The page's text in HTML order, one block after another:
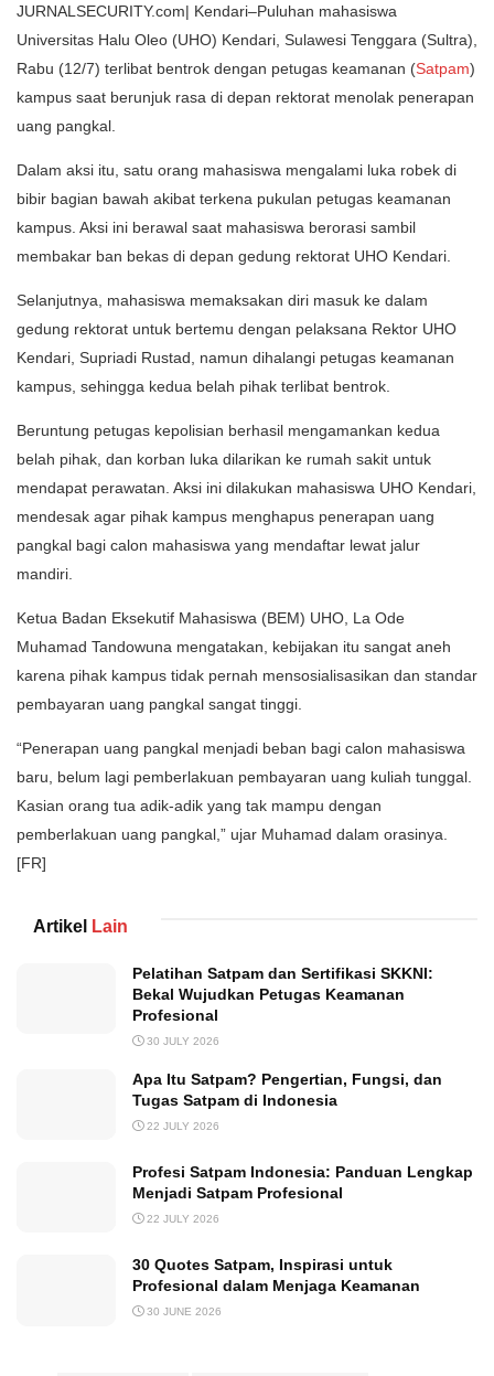
JURNALSECURITY.com| Kendari–Puluhan mahasiswa
Universitas Halu Oleo (UHO) Kendari, Sulawesi Tenggara (Sultra),
Rabu (12/7) terlibat bentrok dengan petugas keamanan (Satpam)
kampus saat berunjuk rasa di depan rektorat menolak penerapan
uang pangkal.
Dalam aksi itu, satu orang mahasiswa mengalami luka robek di
bibir bagian bawah akibat terkena pukulan petugas keamanan
kampus. Aksi ini berawal saat mahasiswa berorasi sambil
membakar ban bekas di depan gedung rektorat UHO Kendari.
Selanjutnya, mahasiswa memaksakan diri masuk ke dalam
gedung rektorat untuk bertemu dengan pelaksana Rektor UHO
Kendari, Supriadi Rustad, namun dihalangi petugas keamanan
kampus, sehingga kedua belah pihak terlibat bentrok.
Beruntung petugas kepolisian berhasil mengamankan kedua
belah pihak, dan korban luka dilarikan ke rumah sakit untuk
mendapat perawatan. Aksi ini dilakukan mahasiswa UHO Kendari,
mendesak agar pihak kampus menghapus penerapan uang
pangkal bagi calon mahasiswa yang mendaftar lewat jalur
mandiri.
Ketua Badan Eksekutif Mahasiswa (BEM) UHO, La Ode
Muhamad Tandowuna mengatakan, kebijakan itu sangat aneh
karena pihak kampus tidak pernah mensosialisasikan dan standar
pembayaran uang pangkal sangat tinggi.
“Penerapan uang pangkal menjadi beban bagi calon mahasiswa
baru, belum lagi pemberlakuan pembayaran uang kuliah tunggal.
Kasian orang tua adik-adik yang tak mampu dengan
pemberlakuan uang pangkal,” ujar Muhamad dalam orasinya.
[FR]
Artikel Lain
Pelatihan Satpam dan Sertifikasi SKKNI:
Bekal Wujudkan Petugas Keamanan
Profesional
30 JULY 2026
Apa Itu Satpam? Pengertian, Fungsi, dan
Tugas Satpam di Indonesia
22 JULY 2026
Profesi Satpam Indonesia: Panduan Lengkap
Menjadi Satpam Profesional
22 JULY 2026
30 Quotes Satpam, Inspirasi untuk
Profesional dalam Menjaga Keamanan
30 JUNE 2026